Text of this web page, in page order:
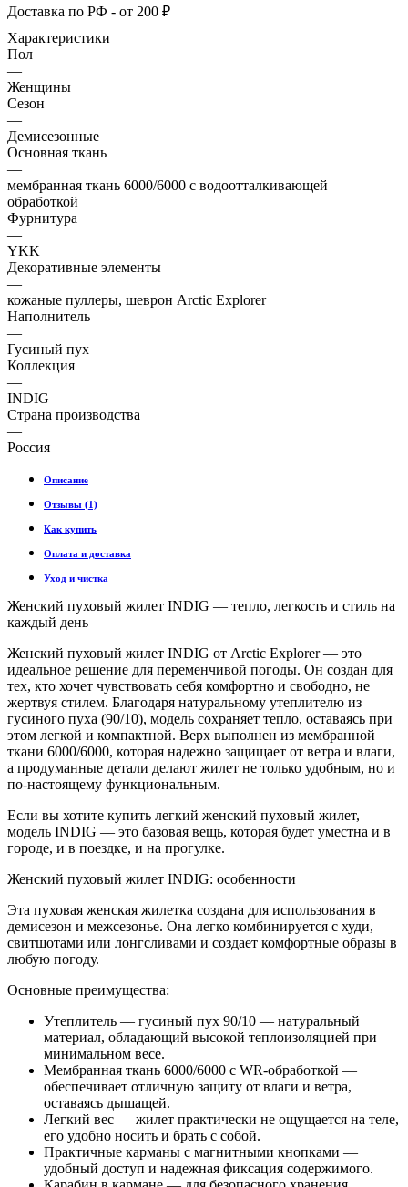
Доставка по РФ - от 200 ₽
Характеристики
Пол
—
Женщины
Сезон
—
Демисезонные
Основная ткань
—
мембранная ткань 6000/6000 с водоотталкивающей
обработкой
Фурнитура
—
YKK
Декоративные элементы
—
кожаные пуллеры, шеврон Arctic Explorer
Наполнитель
—
Гусиный пух
Коллекция
—
INDIG
Страна производства
—
Россия
Описание
Отзывы (1)
Как купить
Оплата и доставка
Уход и чистка
Женский пуховый жилет INDIG — тепло, легкость и стиль на
каждый день
Женский пуховый жилет INDIG от Arctic Explorer — это
идеальное решение для переменчивой погоды. Он создан для
тех, кто хочет чувствовать себя комфортно и свободно, не
жертвуя стилем. Благодаря натуральному утеплителю из
гусиного пуха (90/10), модель сохраняет тепло, оставаясь при
этом легкой и компактной. Верх выполнен из мембранной
ткани 6000/6000, которая надежно защищает от ветра и влаги,
а продуманные детали делают жилет не только удобным, но и
по-настоящему функциональным.
Если вы хотите купить легкий женский пуховый жилет,
модель INDIG — это базовая вещь, которая будет уместна и в
городе, и в поездке, и на прогулке.
Женский пуховый жилет INDIG: особенности
Эта пуховая женская жилетка создана для использования в
демисезон и межсезонье. Она легко комбинируется с худи,
свитшотами или лонгсливами и создает комфортные образы в
любую погоду.
Основные преимущества:
Утеплитель — гусиный пух 90/10 — натуральный
материал, обладающий высокой теплоизоляцией при
минимальном весе.
Мембранная ткань 6000/6000 с WR-обработкой —
обеспечивает отличную защиту от влаги и ветра,
оставаясь дышащей.
Легкий вес — жилет практически не ощущается на теле,
его удобно носить и брать с собой.
Практичные карманы с магнитными кнопками —
удобный доступ и надежная фиксация содержимого.